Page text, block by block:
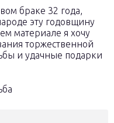
браке 32 года,
эту годовщину
материале я хочу
торжественной
и удачные подарки